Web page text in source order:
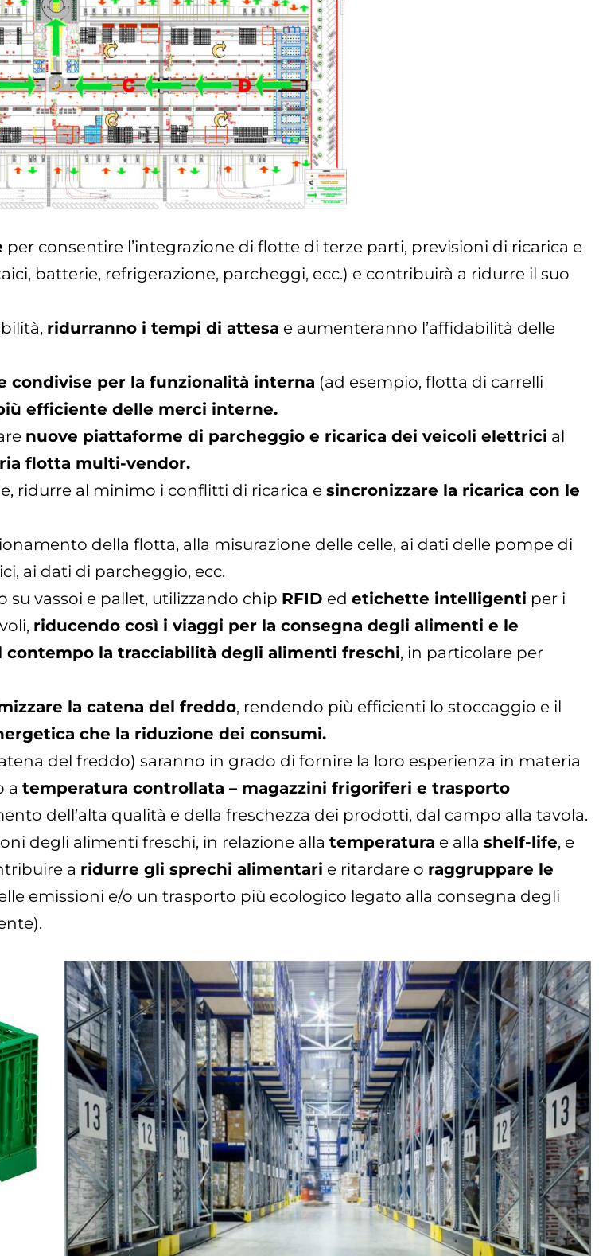
per consentire l’integrazione di flotte di terze parti, previsioni di ricarica e
batterie, refrigerazione, parcheggi, ecc.) e contribuirà a ridurre il suo
ridurranno i tempi di attesa e aumenteranno l’affidabilità delle
condivise per la funzionalità interna (ad esempio, flotta di carrelli
efficiente delle merci interne.
nuove piattaforme di parcheggio e ricarica dei veicoli elettrici al
flotta multi-vendor.
ridurre al minimo i conflitti di ricarica e sincronizzare la ricarica con le
della flotta, alla misurazione delle celle, ai dati delle pompe di
ai dati di parcheggio, ecc.
su vassoi e pallet, utilizzando chip RFID ed etichette intelligenti per i
riducendo così i viaggi per la consegna degli alimenti e le
contempo la tracciabilità degli alimenti freschi, in particolare per
la catena del freddo, rendendo più efficienti lo stoccaggio e il
che la riduzione dei consumi.
del freddo) saranno in grado di fornire la loro esperienza in materia
a temperatura controllata – magazzini frigoriferi e trasporto
dell’alta qualità e della freschezza dei prodotti, dal campo alla tavola.
degli alimenti freschi, in relazione alla temperatura e alla shelf-life, e
a ridurre gli sprechi alimentari e ritardare o raggruppare le
emissioni e/o un trasporto più ecologico legato alla consegna degli